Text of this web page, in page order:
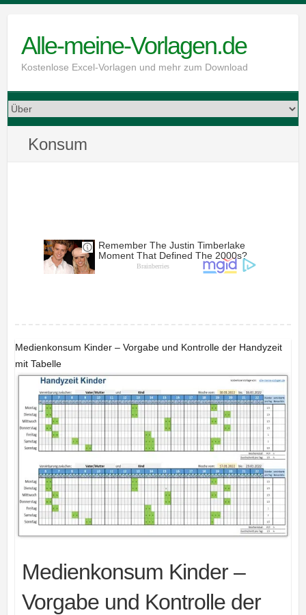
contentAlle-meine-Vorlagen.de
Kostenlose Excel-Vorlagen und mehr zum Download
Konsum
Medienkonsum Kinder – Vorgabe und Kontrolle der Handyzeit
mit Tabelle
Medienkonsum Kinder –
Vorgabe und Kontrolle der